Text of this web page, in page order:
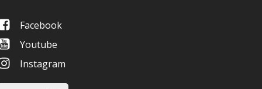
Facebook
Youtube
Instagram